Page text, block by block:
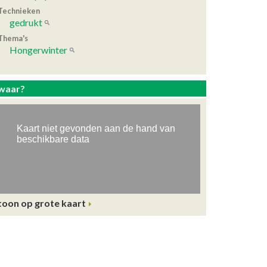
gedrukt
Hongerwinter
op grote kaart